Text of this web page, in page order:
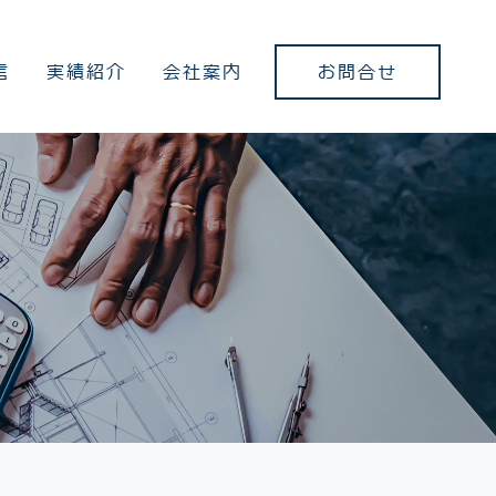
実績紹介 会社案内 お問合せ